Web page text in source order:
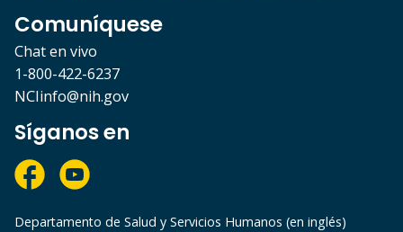
Comuníquese
Chat en vivo
1-800-422-6237
NCIinfo@nih.gov
Síganos en
Departamento de Salud y Servicios Humanos (en inglés)